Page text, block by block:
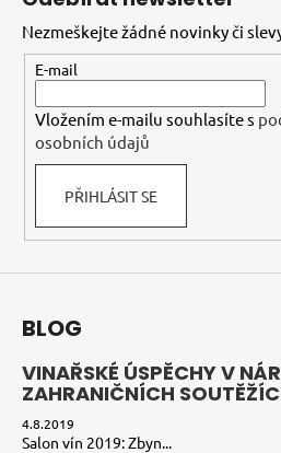
Nezmeškejte žádné novinky či
E-mail
Vložením e-mailu souhlasíte s
osobních údajů
PŘIHLÁSIT SE
BLOG
VINAŘSKÉ ÚSPĚCHY V
ZAHRANIČNÍCH
4.8.2019
Salon vín 2019: Zbyn...